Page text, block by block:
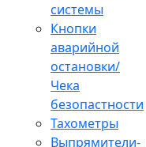
системы
Кнопки
аварийной
остановки/
Чека
безопастности
Тахометры
Выпрямители-